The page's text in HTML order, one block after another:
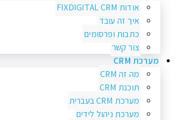
אודות FIXDIGITAL CRM
איך זה עובד
כתבות ופרסומים
צור קשר
מערכת CRM
מה זה CRM
תוכנת CRM
מערכת CRM בעברית
מערכת ניהול לידים